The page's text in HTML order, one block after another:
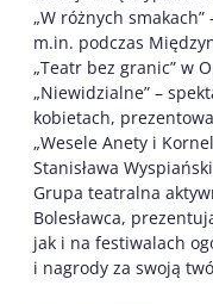
„W różnych
m.in. podczas
„Teatr bez granic” w
„Niewidzialne” –
kobietach,
„Wesele Anety i
Stanisława
Grupa teatralna
Bolesławca,
jak i na festiwalach
i nagrody za swoją